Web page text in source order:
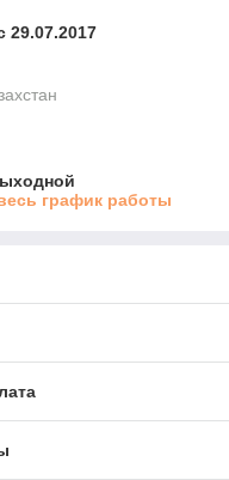
29.07.2017
график работы